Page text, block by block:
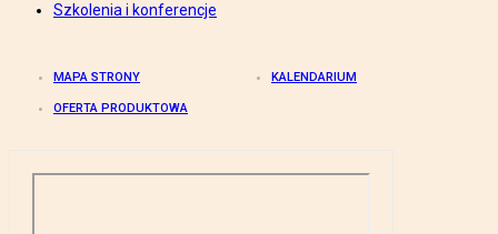
Szkolenia i konferencje
MAPA STRONY KALENDARIUM
OFERTA PRODUKTOWA